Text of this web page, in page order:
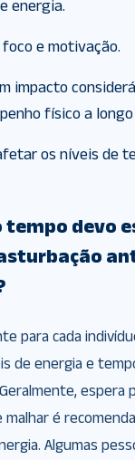
energia.
e motivação.
impacto
físico a
os níveis de
tempo devo
para cada
de energia e
espera
é
Algumas